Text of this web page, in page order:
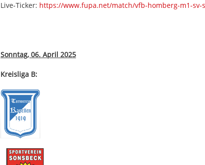
Live-Ticker: https://www.fupa.net/match/vfb-homberg-m1-sv-
Sonntag, 06. April 2025
Kreisliga B: